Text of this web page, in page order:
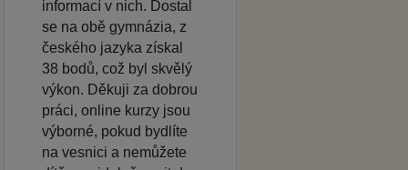
informací v nich. Dostal
se na obě gymnázia, z
českého jazyka získal
38 bodů, což byl skvělý
výkon. Děkuji za dobrou
práci, online kurzy jsou
výborné, pokud bydlíte
na vesnici a nemůžete